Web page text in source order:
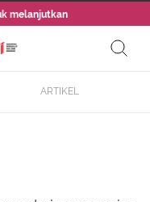
melanjutkan
ARTIKEL